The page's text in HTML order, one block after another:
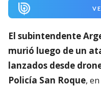
El subintendente
murió luego de un
lanzados desde
Policía San Roque,